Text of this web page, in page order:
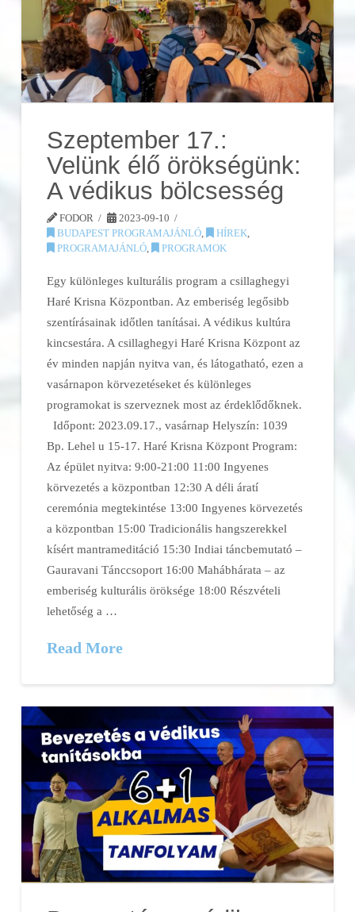
Szeptember 17.:
Velünk élő örökségünk:
A védikus bölcsesség
FODOR
2023-09-10
BUDAPEST PROGRAMAJÁNLÓ
HÍREK
PROGRAMAJÁNLÓ
PROGRAMOK
Egy különleges kulturális program a csillaghegyi
Haré Krisna Központban. Az emberiség legősibb
szentírásainak időtlen tanításai. A védikus kultúra
kincsestára. A csillaghegyi Haré Krisna Központ az
év minden napján nyitva van, és látogatható, ezen a
vasárnapon körvezetéseket és különleges
programokat is szerveznek most az érdeklődőknek.
Időpont: 2023.09.17., vasárnap Helyszín: 1039
Bp. Lehel u 15-17. Haré Krisna Központ Program:
Az épület nyitva: 9:00-21:00 11:00 Ingyenes
körvezetés a központban 12:30 A déli áratí
ceremónia megtekintése 13:00 Ingyenes körvezetés
a központban 15:00 Tradicionális hangszerekkel
kísért mantrameditáció 15:30 Indiai táncbemutató –
Gauravani Tánccsoport 16:00 Mahábhárata – az
emberiség kulturális öröksége 18:00 Részvételi
lehetőség a …
Read More